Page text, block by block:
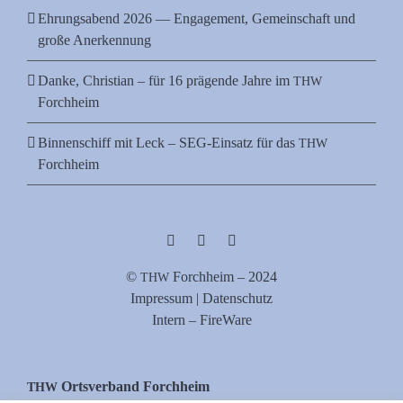
Ehrungsabend 2026 — Engagement, Gemeinschaft und
große Anerkennung
Danke, Christian – für 16 prägende Jahre im THW
Forchheim
Binnenschiff mit Leck – SEG-Einsatz für das THW
Forchheim
© THW Forch­heim – 2024
Impres­sum | Datenschutz
Intern – FireWare
THW Orts­ver­band Forchheim